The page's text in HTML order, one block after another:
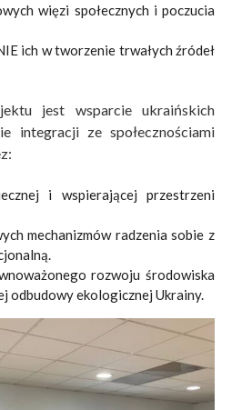
więzi społecznych i poczucia
ich w tworzenie trwałych źródeł
jest wsparcie ukraińskich
integracji ze społecznościami
i wspierającej przestrzeni
mechanizmów radzenia sobie z
rozwoju środowiska
odbudowy ekologicznej Ukrainy.